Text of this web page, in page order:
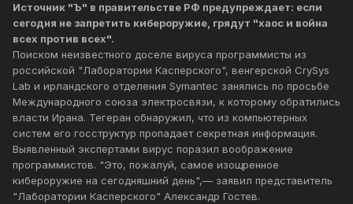
Источник "Ъ" в правительстве РФ предупреждает: если
сегодня не запретить кибероружие, грядут "хаос и война
всех против всех".
Поиском неизвестного доселе вируса программисты из
российской "Лаборатории Касперского", венгерской CrySys
Lab и ирландского отделения Symantec занялись по просьбе
Международного союза электросвязи, к которому обратились
власти Ирана. Тегеран обнаружил, что из компьютерных
систем его госструктур пропадает секретная информация.
Выявленный экспертами вирус поразил воображение
программистов. "Это, пожалуй, самое изощренное
кибероружие на сегодняшний день",— заявил представитель
"Лаборатории Касперского" Александр Гостев.